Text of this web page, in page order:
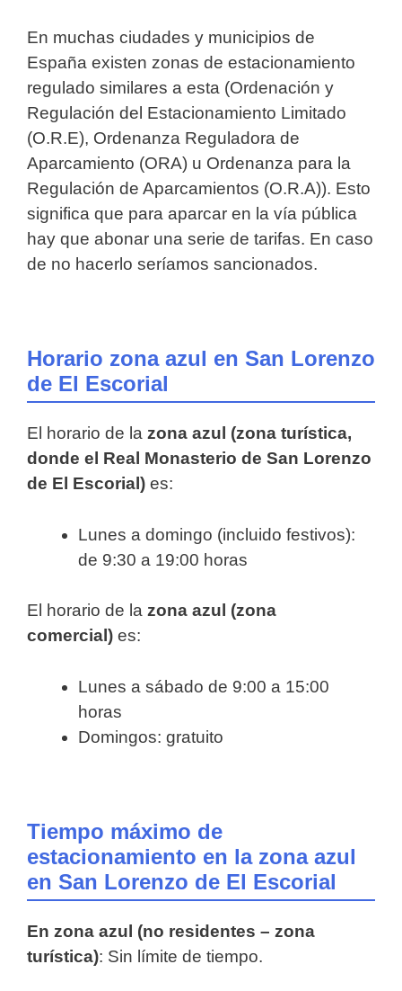
En muchas ciudades y municipios de
España existen zonas de estacionamiento
regulado similares a esta (Ordenación y
Regulación del Estacionamiento Limitado
(O.R.E), Ordenanza Reguladora de
Aparcamiento (ORA) u Ordenanza para la
Regulación de Aparcamientos (O.R.A)). Esto
significa que para aparcar en la vía pública
hay que abonar una serie de tarifas. En caso
de no hacerlo seríamos sancionados.
Horario zona azul en San Lorenzo
de El Escorial
El horario de la zona azul (zona turística,
donde el Real Monasterio de San Lorenzo
de El Escorial) es:
Lunes a domingo (incluido festivos):
de 9:30 a 19:00 horas
El horario de la zona azul (zona
comercial) es:
Lunes a sábado de 9:00 a 15:00
horas
Domingos: gratuito
Tiempo máximo de
estacionamiento en la zona azul
en San Lorenzo de El Escorial
En zona azul (no residentes – zona
turística): Sin límite de tiempo.